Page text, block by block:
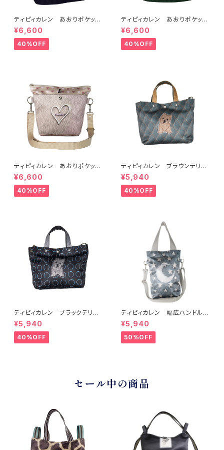
ティピィカレン あおりポケット
サークルショルダーバッグ
¥6,600
40%OFF
ティピィカレン あおりポケット
スクエアショルダーバッグ
¥6,600
40%OFF
ティピィカレン あおりポケット
ハートショルダーバッグ
¥6,600
40%OFF
ティピィカレン ブラウンテリア
2WAYミニトートバッグ
¥5,940
40%OFF
ティピィカレン ブラックテリア2
WAYミニトートバッグ
¥5,940
40%OFF
ティピィカレン 幅広ハンドルム
ーン縦長トートバッグ
¥5,940
50%OFF
セール中の商品